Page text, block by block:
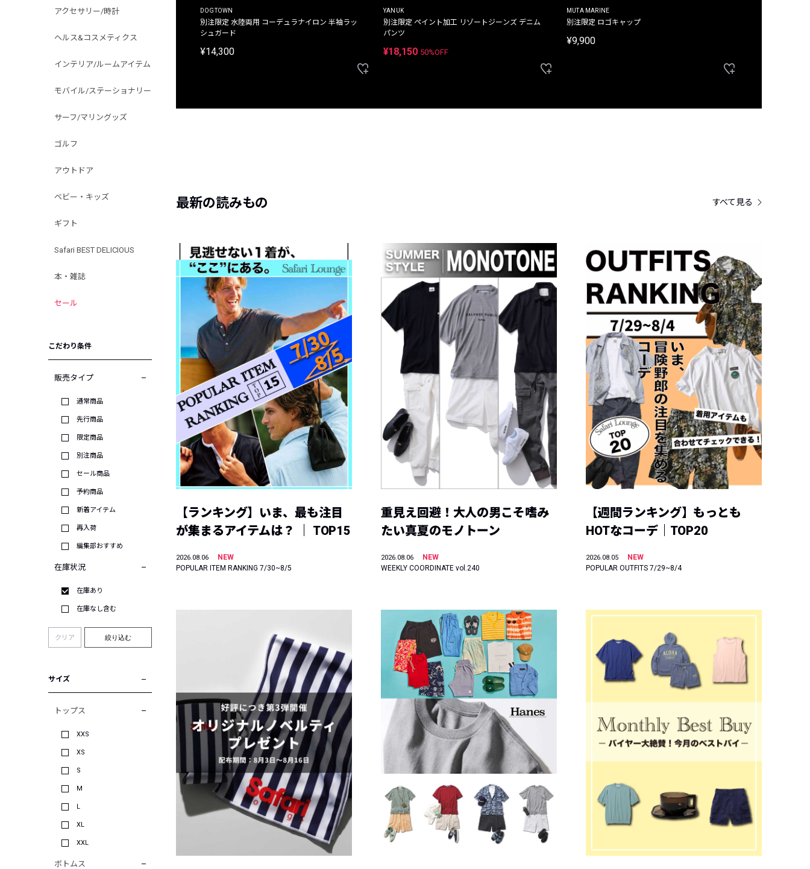
アクセサリー/時計
ヘルス&コスメティクス
インテリア/ルームアイテム
モバイル/ステーショナリー
サーフ/マリングッズ
ゴルフ
アウトドア
ベビー・キッズ
ギフト
Safari BEST DELICIOUS
本・雑誌
セール
こだわり条件
販売タイプ
通常商品
先行商品
限定商品
別注商品
セール商品
予約商品
新着アイテム
再入荷
編集部おすすめ
在庫状況
在庫あり
在庫なし含む
クリア 絞り込む
サイズ
トップス
XXS
XS
S
M
L
XL
XXL
ボトムス
THE DUFFER OF ST.GEORGE
プリントTシャツ
DOGTOWN
別注限定 水陸両用 コーデュラナイロン 半袖ラッ
シュガード
¥14,300
YANUK
別注限定 ペイント加工 リゾートジーンズ デニム
パンツ
¥18,150 50%OFF
MUTA MARINE
別注限定 ロゴキャップ
¥9,900
最新の読みもの すべて見る
【ランキング】いま、最も注目
が集まるアイテムは？ ｜ TOP15
2026.08.06
NEW
POPULAR ITEM RANKING 7/30~8/5
重見え回避！大人の男こそ嗜み
たい真夏のモノトーン
2026.08.06
NEW
WEEKLY COORDINATE vol.240
【週間ランキング】もっとも
HOTなコーデ｜TOP20
2026.08.05
NEW
POPULAR OUTFITS 7/29~8/4